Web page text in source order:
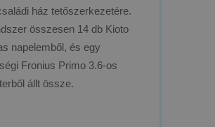
ház tetőszerkezetére.
összesen 14 db Kioto
napelemből, és egy
Fronius Primo 3.6-os
állt össze.